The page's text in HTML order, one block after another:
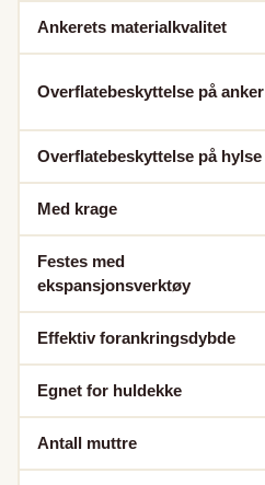
Ankerets materialkvalitet
Overflatebeskyttelse på anker
Overflatebeskyttelse på hylse
Med krage
Festes med
ekspansjonsverktøy
Effektiv forankringsdybde
Egnet for huldekke
Antall muttre